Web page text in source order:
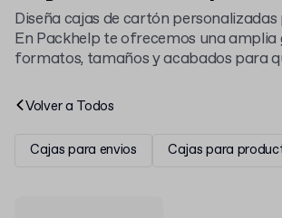
Diseña cajas de cartón
En Packhelp te ofrecemos una amplia
formatos, tamaños y acabados para
cajas de cartón para embalaje
Volver a Todos
Cajas para envios Cajas para